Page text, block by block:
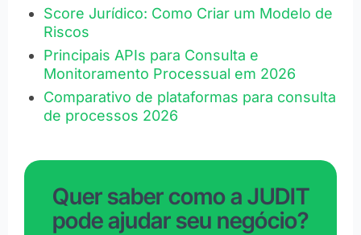
Score Jurídico: Como Criar um Modelo de
Riscos
Principais APIs para Consulta e
Monitoramento Processual em 2026
Comparativo de plataformas para consulta
de processos 2026
Quer saber como a JUDIT
pode ajudar seu negócio?